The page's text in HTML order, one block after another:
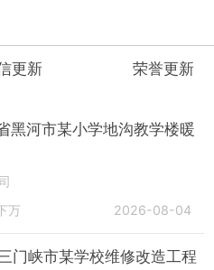
更新 荣誉更新
黑河市某小学地沟教学楼暖
万 2026-08-04
门峡市某学校维修改造工程